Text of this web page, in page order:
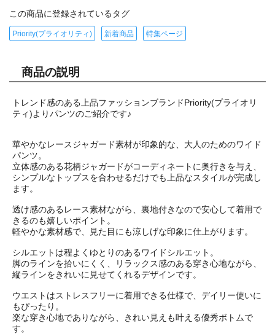
この商品に登録されているタグ
Priority(プライオリティ) 新着商品 特集ページ
商品の説明
トレンド感のある上品ファッションブランドPriority(プライオリ
ティ)よりパンツのご紹介です♪
華やかなレースジャガード素材が印象的な、大人のためのワイド
パンツ。
立体感のある花柄ジャガードがコーディネートに奥行きを与え、
シンプルなトップスを合わせるだけでも上品なスタイルが完成し
ます。
透け感のあるレース素材ながら、裏地付きなので安心して着用で
きるのも嬉しいポイント。
軽やかな素材感で、見た目にも涼しげな印象に仕上がります。
シルエットは程よくゆとりのあるワイドシルエット。
脚のラインを拾いにくく、リラックス感のある穿き心地ながら、
縦ラインをきれいに見せてくれるデザインです。
ウエストはストレスフリーに着用できる仕様で、デイリー使いに
もぴったり。
楽な穿き心地でありながら、きれい見えも叶える優秀ボトムで
す。